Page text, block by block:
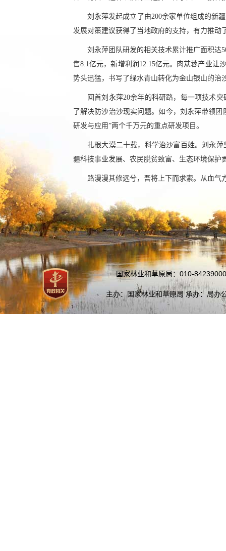
刘永萍发起成立了由200余家单位组成的新
发展对策建议获得了当地政府的支持，有力推动
刘永萍团队研发的相关技术累计推广面积达
售8.1亿元，新增利润12.15亿元。肉苁蓉产业让
势头迅猛，书写了绿水青山转化为金山银山的治
回首刘永萍20余年的科研路，每一项技术
了解决防沙治沙现实问题。如今，刘永萍带领
研发与应用”两个千万元的重点研发项目。
扎根大漠二十载，科学治沙富百姓。刘永
疆科技事业发展、农民脱贫致富、生态环境保护
路漫漫其修远兮，吾将上下而求索。从血
国家林业和草原局：010-
主办：国家林业和草原局 承办：局办